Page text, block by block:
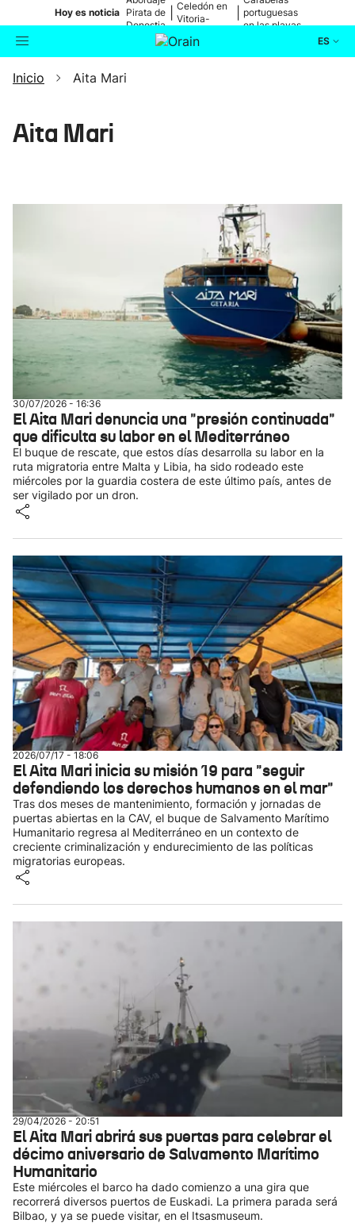
Hoy es noticia Pirata de
Donostia
Celedón en
Vitoria-
portuguesas
en las playas
ES
Buscador
Eguraldia
Inicio Aita Mari
Aita Mari
30/07/2026 - 16:36
El Aita Mari denuncia una "presión continuada"
que dificulta su labor en el Mediterráneo
El buque de rescate, que estos días desarrolla su labor en la
ruta migratoria entre Malta y Libia, ha sido rodeado este
miércoles por la guardia costera de este último país, antes de
ser vigilado por un dron.
2026/07/17 - 18:06
El Aita Mari inicia su misión 19 para "seguir
defendiendo los derechos humanos en el mar"
Tras dos meses de mantenimiento, formación y jornadas de
puertas abiertas en la CAV, el buque de Salvamento Marítimo
Humanitario regresa al Mediterráneo en un contexto de
creciente criminalización y endurecimiento de las políticas
migratorias europeas.
29/04/2026 - 20:51
El Aita Mari abrirá sus puertas para celebrar el
décimo aniversario de Salvamento Marítimo
Humanitario
Este miércoles el barco ha dado comienzo a una gira que
recorrerá diversos puertos de Euskadi. La primera parada será
Bilbao, y ya se puede visitar, en el Itsasmuseum.